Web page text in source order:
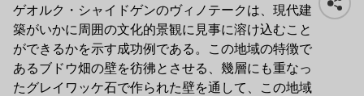
ゲオルク・シャイドゲンのヴィノテークは、現代建
築がいかに周囲の文化的景観に見事に溶け込むこと
ができるかを示す成功例である。この地域の特徴で
あるブドウ畑の壁を彷彿とさせる、幾層にも重なっ
たグレイワッケ石で作られた壁を通して、この地域